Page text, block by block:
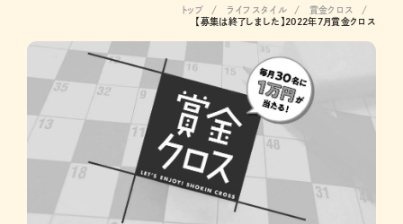
トップ ライフスタイル
賞金クロス
【募集は終了しました】2022年7月賞金クロス